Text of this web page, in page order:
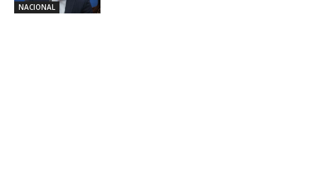
NACIONAL